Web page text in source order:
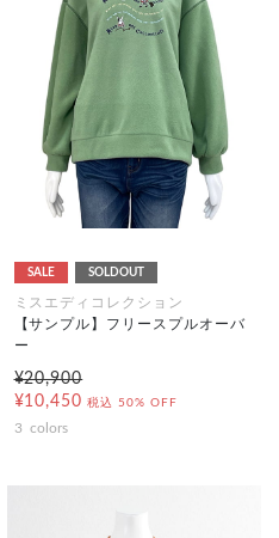
SALE SOLDOUT
ミスエディコレクション
【サンプル】フリースプルオーバ
ー
¥20,900
¥10,450 税込 50% OFF
3 colors